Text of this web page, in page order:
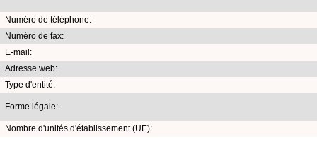
Numéro de téléphone:
Numéro de fax:
E-mail:
Adresse web:
Type d'entité:
Forme légale:
Nombre d'unités d'établissement (UE):